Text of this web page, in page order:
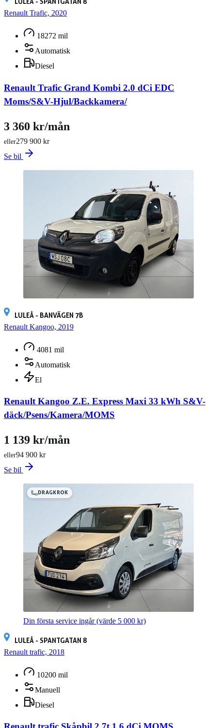
Renault Trafic, 2020
18272 mil
Automatisk
Diesel
Renault Trafic Grand Kombi 2.0 dCi EDC
Moms/S&V-Hjul/Backkamera/
279 900 kr
eller
3 360 kr/mån
Se bil
LULEÅ - BANVÄGEN 7B
Renault Kangoo, 2019
4081 mil
Automatisk
El
Renault Kangoo Z.E. Express Maxi 33 kWh S&V-
däck/Psens/Kamera/MOMS
94 900 kr
eller
1 139 kr/mån
Se bil
DRAGKROK
Din första service ingår (värde 5 000 kr)
LULEÅ - SPANTGATAN 8
Renault trafic, 2018
10200 mil
Manuell
Diesel